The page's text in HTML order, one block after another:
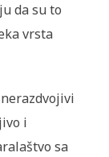
da su to
vrsta
i
sa